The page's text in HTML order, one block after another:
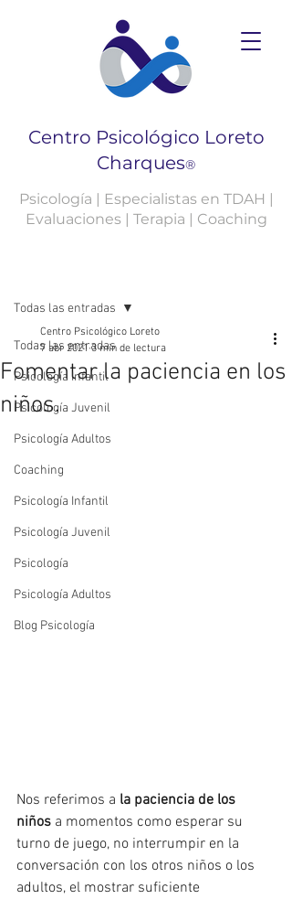
Centro Psicológico Loreto
Charques®
Psicología | Especialistas en TDAH |
Evaluaciones | Terapia | Coaching
Todas las entradas
Psicología Infantil
Psicología Juvenil
Psicología Adultos
Coaching
Psicología Infantil
Psicología Juvenil
Psicología
Psicología Adultos
Blog Psicología
Todas las entradas
Fomentar la paciencia en los
niños.
Centro Psicológico Loreto
7 abr 2021 3 min de lectura
Nos referimos a la paciencia de los
niños a momentos como esperar su
turno de juego, no interrumpir en la
conversación con los otros niños o los
adultos, el mostrar suficiente